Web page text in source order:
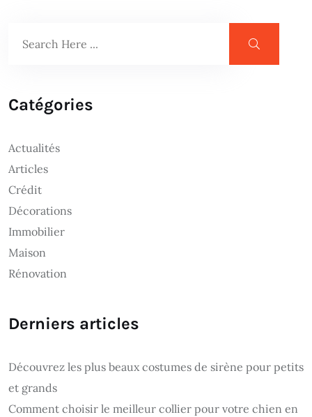
Catégories
Actualités
Articles
Crédit
Décorations
Immobilier
Maison
Rénovation
Derniers articles
Découvrez les plus beaux costumes de sirène pour petits
et grands
Comment choisir le meilleur collier pour votre chien en